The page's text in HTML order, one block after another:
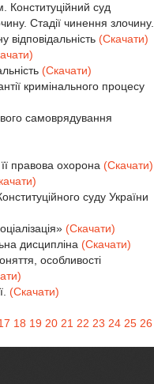
Конституційний суд
Стадії чинення злочину.
(Скачати)
(Скачати)
кримінального процесу
самоврядування
правова охорона (Скачати)
суду України
(Скачати)
дисципліна (Скачати)
особливості
(Скачати)
18 19 20 21 22 23 24 25 26